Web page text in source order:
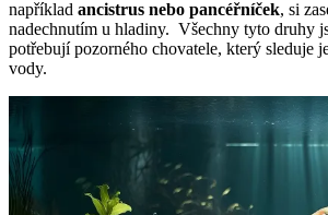
například ancistrus nebo pancéřníček, si
nadechnutím u hladiny. Všechny tyto druhy
potřebují pozorného chovatele, který sleduje
vody.